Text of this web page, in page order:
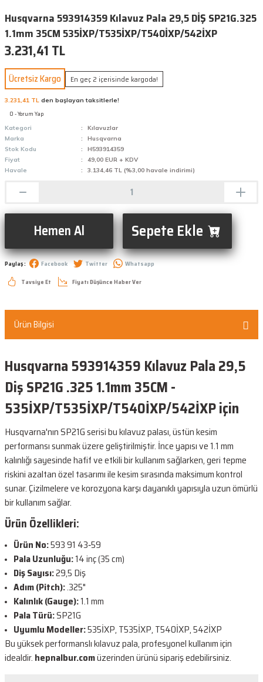
Husqvarna 593914359 Kılavuz Pala 29,5 DİŞ SP21G.325
1.1mm 35CM 535İXP/T535İXP/T540İXP/542İXP
3.231,41 TL
Ücretsiz Kargo En geç 2 içerisinde kargoda!
3.231,41 TL den başlayan taksitlerle!
0 - Yorum Yap
Kategori
Kılavuzlar
Marka
Husqvarna
Stok Kodu
H593914359
Fiyat
49,00 EUR + KDV
Havale
3.134,46 TL (%3,00 havale indirimi)
Hemen Al Sepete Ekle
Paylaş : Facebook Twitter
Whatsapp
Tavsiye Et
Fiyatı Düşünce Haber Ver
Ürün Bilgisi
Husqvarna 593914359 Kılavuz Pala 29,5
Diş SP21G .325 1.1mm 35CM -
535İXP/T535İXP/T540İXP/542İXP için
Husqvarna'nın SP21G serisi bu kılavuz palası, üstün kesim
performansı sunmak üzere geliştirilmiştir. İnce yapısı ve 1.1 mm
kalınlığı sayesinde hafif ve etkili bir kullanım sağlarken, geri tepme
riskini azaltan özel tasarımı ile kesim sırasında maksimum kontrol
sunar. Çizilmelere ve korozyona karşı dayanıklı yapısıyla uzun ömürlü
bir kullanım sağlar.
Ürün Özellikleri:
Ürün No:593 91 43‑59
Pala Uzunluğu:14 inç (35 cm)
Diş Sayısı:29,5 Diş
Adım (Pitch):.325"
Kalınlık (Gauge):1.1 mm
Pala Türü:SP21G
Uyumlu Modeller:535İXP, T535İXP, T540İXP, 542İXP
Bu yüksek performanslı kılavuz pala, profesyonel kullanım için
idealdir. hepnalbur.comüzerinden ürünü sipariş edebilirsiniz.